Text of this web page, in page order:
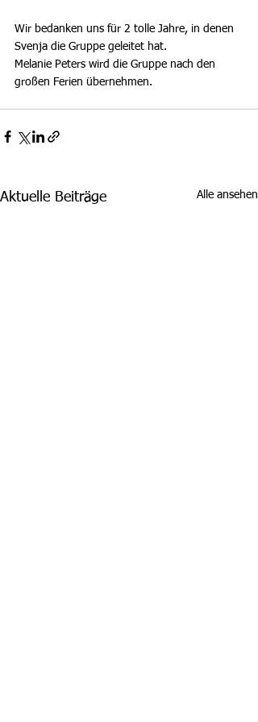
Wir bedanken uns für 2 tolle Jahre, in denen
Svenja die Gruppe geleitet hat.
Melanie Peters wird die Gruppe nach den
großen Ferien übernehmen.
Aktuelle Beiträge Alle ansehen